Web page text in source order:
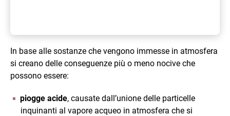
In base alle sostanze che vengono immesse in atmosfera
si creano delle conseguenze più o meno nocive che
possono essere:
piogge acide, causate dall’unione delle particelle
inquinanti al vapore acqueo in atmosfera che si